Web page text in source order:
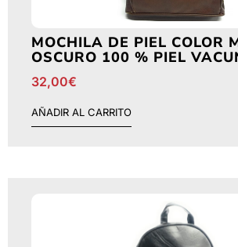
MOCHILA DE PIEL COLOR
OSCURO 100 % PIEL
32,00€
AÑADIR AL CARRITO